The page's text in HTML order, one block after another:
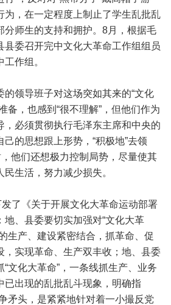
为，在一定程度上制止了学生乱批乱
分师生的支持和拥护。8月，根据毛
县委召开完中文化大革命工作组组员
作组。
的领导班子对这场突如其来的“文化
备，也感到“很不理解”，但他们作为
，必须贯彻执行毛泽东主席和中央的
的思想跟上形势，“积极地”去领
，他们还想极力控制局势，尽量使其
生活，努力减少损失。
了《关于开展文化大革命运动部署
地、县委要切实加强对“文化大革
生产、建设紧密结合，抓革命、促
，实现革命、生产双丰收；地、县委
文化大革命”，一条线抓生产、业务
已出现的乱批乱斗现象，明确指
矛头，是紧紧地针对着一小撮反党